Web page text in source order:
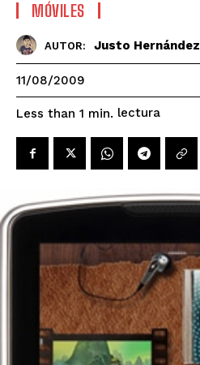
MÓVILES
AUTOR: Justo Hernández
11/08/2009
Less than 1 min. lectura